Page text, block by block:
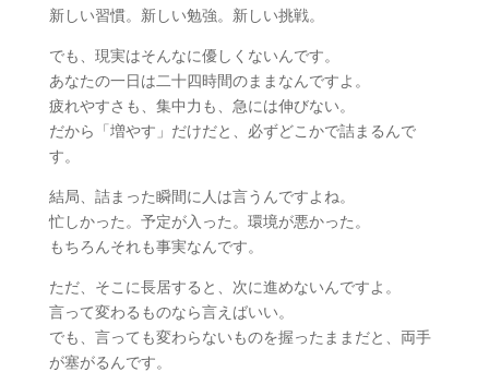
新しい習慣。新しい勉強。新しい挑戦。
でも、現実はそんなに優しくないんです。
あなたの一日は二十四時間のままなんですよ。
疲れやすさも、集中力も、急には伸びない。
だから「増やす」だけだと、必ずどこかで詰まるんで
す。
結局、詰まった瞬間に人は言うんですよね。
忙しかった。予定が入った。環境が悪かった。
もちろんそれも事実なんです。
ただ、そこに長居すると、次に進めないんですよ。
言って変わるものなら言えばいい。
でも、言っても変わらないものを握ったままだと、両手
が塞がるんです。